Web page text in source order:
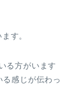
す。
る方がいます
感じが伝わっ